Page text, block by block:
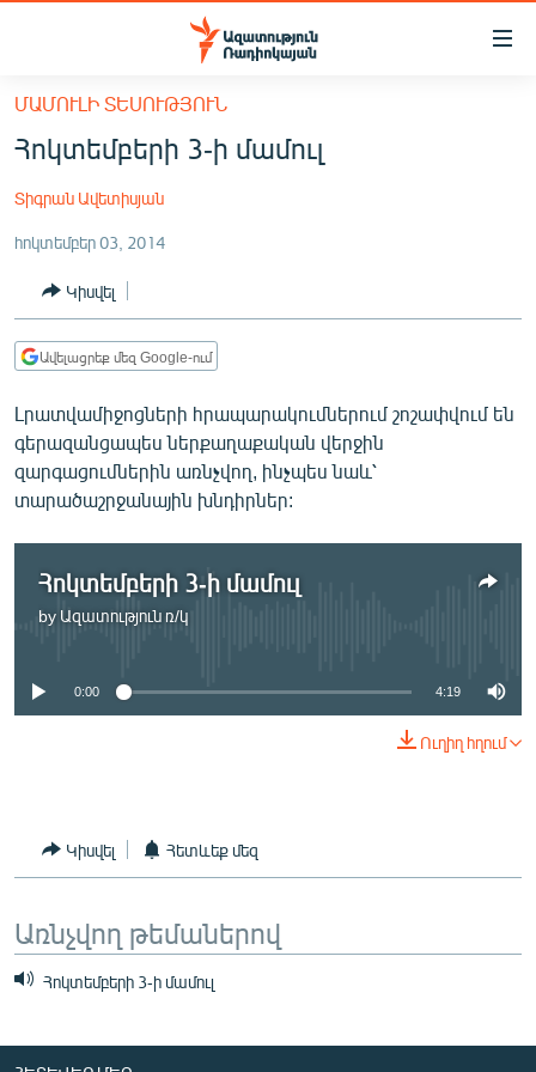
Մատչելիության
հիմնական
բովանդակությանը
հիմնական
մենյուին
ՀԱՅԱՍՏԱՆ
ՔԱՂԱՔԱԿԱՆ
ԸՆՏՐՈՒԹՅՈՒՆՆԵՐ 2026
ԻՐԱՎՈՒՆՔ
ՀԱՍԱՐԱԿՈՒԹՅՈՒՆ
ՂԱՐԱԲԱՂ
ՊԱՏԵՐԱԶՄԻ 6 ՇԱԲԱԹՆԵՐԸ
ՏԱՐԱԾԱՇՐՋԱՆ
ՄՇԱԿՈՒՅԹ
ՄԵԿՆԱԲԱՆՈՒԹՅՈՒՆ
ՏԵՍԱՆՅՈՒԹԵՐ
ՁԳՏԵԼՈՎ ԼԱՎԱԳՈՒՅՆԻՆ
ՓՈԴՔԱՍԹ
Հայերեն
ՄԱՄՈՒԼԻ ՏԵՍՈՒԹՅՈՒՆ
Հոկտեմբերի 3-ի մամուլ
Տիգրան Ավետիսյան
հոկտեմբեր 03, 2014
Կիսվել
Ավելացրեք մեզ Google-ում
Լրատվամիջոցների հրապարակումներում շոշափվում են
գերազանցապես ներքաղաքական վերջին
զարգացումներին առնչվող, ինչպես նաև՝
տարածաշրջանային խնդիրներ:
Հոկտեմբերի 3-ի մամուլ
by Ազատություն ռ/կ
No media source currently available
0:00 4:19
Ուղիղ հղում
Կիսվել Հետևեք մեզ
Առնչվող թեմաներով
Հոկտեմբերի 3-ի մամուլ